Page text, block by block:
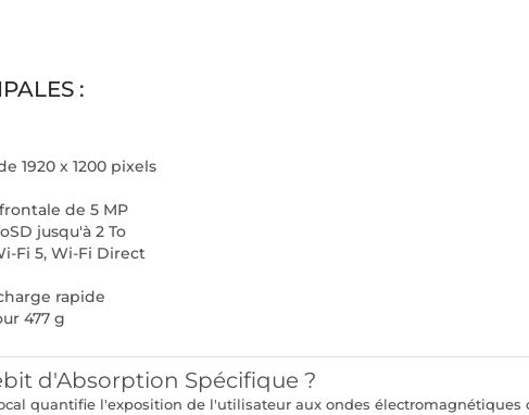
:
1920 x 1200 pixels
de 5 MP
jusqu'à 2 To
Fi 5, Wi-Fi Direct
rapide
477 g
d'Absorption Spécifique ?
quantifie l'exposition de l'utilisateur aux ondes